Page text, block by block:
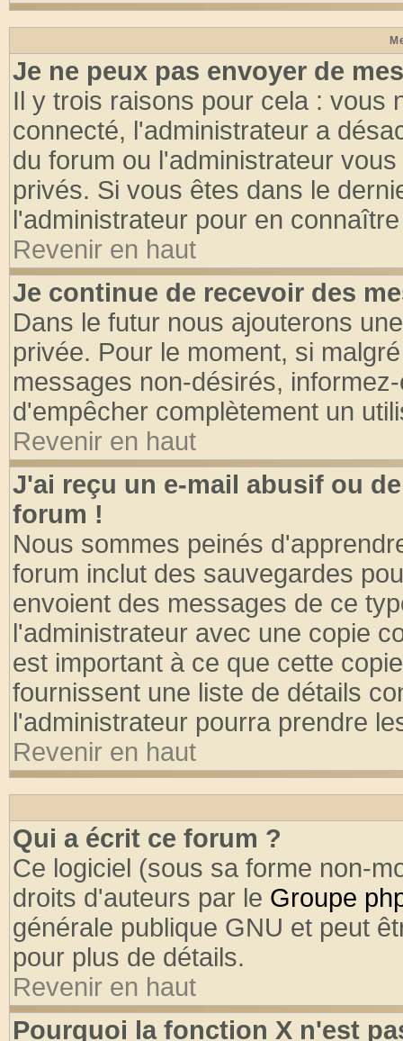
Je ne peux pas envoyer de
Il y trois raisons pour cela : vous
connecté, l'administrateur a
du forum ou l'administrateur
privés. Si vous êtes dans le
l'administrateur pour en
Revenir en haut
Je continue de recevoir des
Dans le futur nous ajouterons
privée. Pour le moment, si
messages non-désirés,
d'empêcher complètement un
Revenir en haut
J'ai reçu un e-mail abusif ou
forum !
Nous sommes peinés
forum inclut des sauvegardes
envoient des messages de ce
l'administrateur avec une copie
est important à ce que cette
fournissent une liste de détails
l'administrateur pourra prendre
Revenir en haut
Qui a écrit ce forum ?
Ce logiciel (sous sa forme non-
droits d'auteurs par le Groupe
générale publique GNU et peut
pour plus de détails.
Revenir en haut
Pourquoi la fonction X n'est